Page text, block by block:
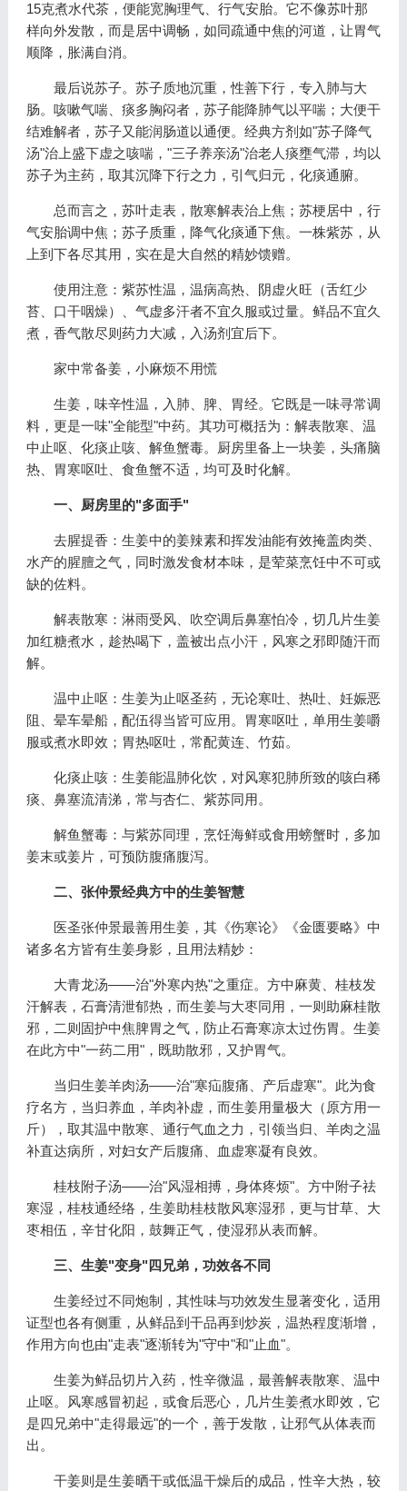
15克煮水代茶，便能宽胸理气、行气安胎。它不像苏叶那
样向外发散，而是居中调畅，如同疏通中焦的河道，让胃气
顺降，胀满自消。
最后说苏子。苏子质地沉重，性善下行，专入肺与大
肠。咳嗽气喘、痰多胸闷者，苏子能降肺气以平喘；大便干
结难解者，苏子又能润肠道以通便。经典方剂如"苏子降气
汤"治上盛下虚之咳喘，"三子养亲汤"治老人痰壅气滞，均以
苏子为主药，取其沉降下行之力，引气归元，化痰通腑。
总而言之，苏叶走表，散寒解表治上焦；苏梗居中，行
气安胎调中焦；苏子质重，降气化痰通下焦。一株紫苏，从
上到下各尽其用，实在是大自然的精妙馈赠。
使用注意：紫苏性温，温病高热、阴虚火旺（舌红少
苔、口干咽燥）、气虚多汗者不宜久服或过量。鲜品不宜久
煮，香气散尽则药力大减，入汤剂宜后下。
家中常备姜，小麻烦不用慌
生姜，味辛性温，入肺、脾、胃经。它既是一味寻常调
料，更是一味"全能型"中药。其功可概括为：解表散寒、温
中止呕、化痰止咳、解鱼蟹毒。厨房里备上一块姜，头痛脑
热、胃寒呕吐、食鱼蟹不适，均可及时化解。
一、厨房里的"多面手"
去腥提香：生姜中的姜辣素和挥发油能有效掩盖肉类、
水产的腥膻之气，同时激发食材本味，是荤菜烹饪中不可或
缺的佐料。
解表散寒：淋雨受风、吹空调后鼻塞怕冷，切几片生姜
加红糖煮水，趁热喝下，盖被出点小汗，风寒之邪即随汗而
解。
温中止呕：生姜为止呕圣药，无论寒吐、热吐、妊娠恶
阻、晕车晕船，配伍得当皆可应用。胃寒呕吐，单用生姜嚼
服或煮水即效；胃热呕吐，常配黄连、竹茹。
化痰止咳：生姜能温肺化饮，对风寒犯肺所致的咳白稀
痰、鼻塞流清涕，常与杏仁、紫苏同用。
解鱼蟹毒：与紫苏同理，烹饪海鲜或食用螃蟹时，多加
姜末或姜片，可预防腹痛腹泻。
二、张仲景经典方中的生姜智慧
医圣张仲景最善用生姜，其《伤寒论》《金匮要略》中
诸多名方皆有生姜身影，且用法精妙：
大青龙汤——治"外寒内热"之重症。方中麻黄、桂枝发
汗解表，石膏清泄郁热，而生姜与大枣同用，一则助麻桂散
邪，二则固护中焦脾胃之气，防止石膏寒凉太过伤胃。生姜
在此方中"一药二用"，既助散邪，又护胃气。
当归生姜羊肉汤——治"寒疝腹痛、产后虚寒"。此为食
疗名方，当归养血，羊肉补虚，而生姜用量极大（原方用一
斤），取其温中散寒、通行气血之力，引领当归、羊肉之温
补直达病所，对妇女产后腹痛、血虚寒凝有良效。
桂枝附子汤——治"风湿相搏，身体疼烦"。方中附子祛
寒湿，桂枝通经络，生姜助桂枝散风寒湿邪，更与甘草、大
枣相伍，辛甘化阳，鼓舞正气，使湿邪从表而解。
三、生姜"变身"四兄弟，功效各不同
生姜经过不同炮制，其性味与功效发生显著变化，适用
证型也各有侧重，从鲜品到干品再到炒炭，温热程度渐增，
作用方向也由"走表"逐渐转为"守中"和"止血"。
生姜为鲜品切片入药，性辛微温，最善解表散寒、温中
止呕。风寒感冒初起，或食后恶心，几片生姜煮水即效，它
是四兄弟中"走得最远"的一个，善于发散，让邪气从体表而
出。
干姜则是生姜晒干或低温干燥后的成品，性辛大热，较